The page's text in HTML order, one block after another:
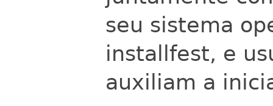
seu sistema
installfest, e
auxiliam a